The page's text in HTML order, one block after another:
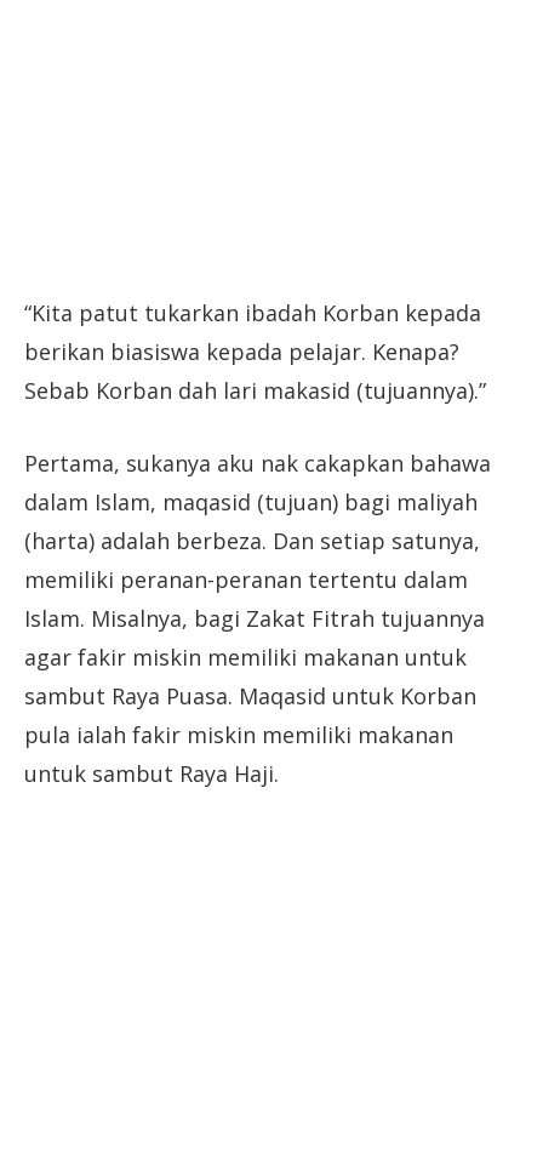
“Kita patut tukarkan ibadah Korban kepada
berikan biasiswa kepada pelajar. Kenapa?
Sebab Korban dah lari makasid (tujuannya).”
Pertama, sukanya aku nak cakapkan bahawa
dalam Islam, maqasid (tujuan) bagi maliyah
(harta) adalah berbeza. Dan setiap satunya,
memiliki peranan-peranan tertentu dalam
Islam. Misalnya, bagi Zakat Fitrah tujuannya
agar fakir miskin memiliki makanan untuk
sambut Raya Puasa. Maqasid untuk Korban
pula ialah fakir miskin memiliki makanan
untuk sambut Raya Haji.